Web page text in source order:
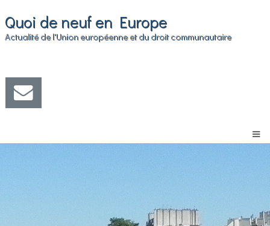
Quoi de neuf en Europe
Actualité de l'Union européenne et du droit communautaire